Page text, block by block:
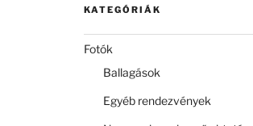
KATEGÓRIÁK
Fotók
Ballagások
Egyéb rendezvények